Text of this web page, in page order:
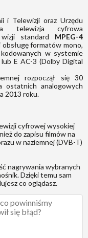
i Telewizji oraz Urzędu
telewizja cyfrowa
standard MPEG-4
obsługę formatów mono,
w systemie
E AC-3 (Dolby Digital
rozpoczął się 30
ostatnich analogowych
2013 roku.
cyfrowej wysokiej
do zapisu filmów na
w naziemnej (DVB-T)
nagrywania wybranych
Dzięki temu sam
co oglądasz.